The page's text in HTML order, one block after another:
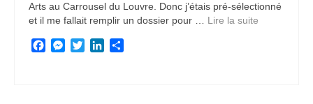
Arts au Carrousel du Louvre. Donc j’étais pré-sélectionné
et il me fallait remplir un dossier pour … Lire la suite­­
Facebook
Messenger
TwitterLinkedIn